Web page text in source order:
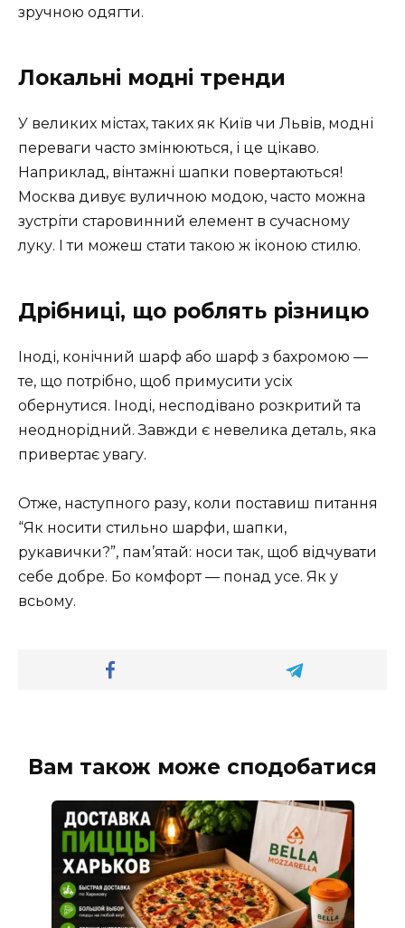
зручною одягти.
Локальні модні тренди
У великих містах, таких як Київ чи Львів, модні
переваги часто змінюються, і це цікаво.
Наприклад, вінтажні шапки повертаються!
Москва дивує вуличною модою, часто можна
зустріти старовинний елемент в сучасному
луку. І ти можеш стати такою ж іконою стилю.
Дрібниці, що роблять різницю
Іноді, конічний шарф або шарф з бахромою —
те, що потрібно, щоб примусити усіх
обернутися. Іноді, несподівано розкритий та
неоднорідний. Завжди є невелика деталь, яка
привертає увагу.
Отже, наступного разу, коли поставиш питання
“Як носити стильно шарфи, шапки,
рукавички?”, пам’ятай: носи так, щоб відчувати
себе добре. Бо комфорт — понад усе. Як у
всьому.
Вам також може сподобатися